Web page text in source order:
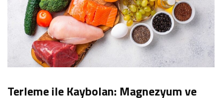
Terleme ile Kaybolan: Magnezyum ve